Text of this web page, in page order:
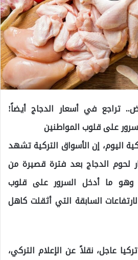
تراجع في أسعار الدجاج أيضاً!
على قلوب المواطنين
اليوم، إن الأسواق التركية تشهد
لحوم الدجاج بعد فترة قصيرة من
وهو ما أدخل السرور على قلوب
السابقة التي أثقلت كاهل
عاجل، نقلاً عن الإعلام التركي،